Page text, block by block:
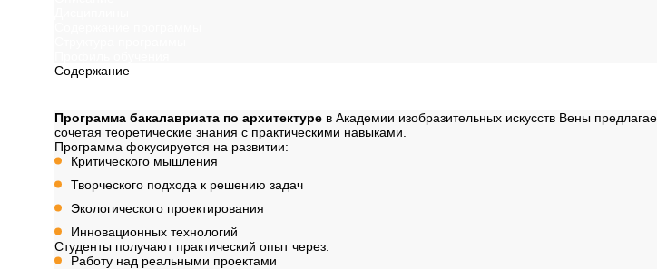
Содержание
Программа бакалавриата по архитектурев Академии изобразительных искусств Вены
сочетая теоретические знания с практическими навыками.
Программа фокусируется на развитии:
Критического мышления
Творческого подхода к решению задач
Экологического проектирования
Инновационных технологий
Студенты получают практический опыт через:
Работу над реальными проектами